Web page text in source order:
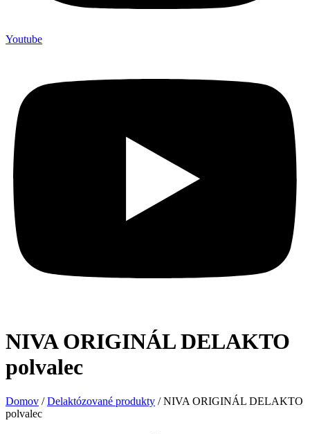
Youtube
NIVA ORIGINÁL DELAKTO
polvalec
Domov /Delaktózované produkty / NIVA ORIGINÁL DELAKTO
polvalec